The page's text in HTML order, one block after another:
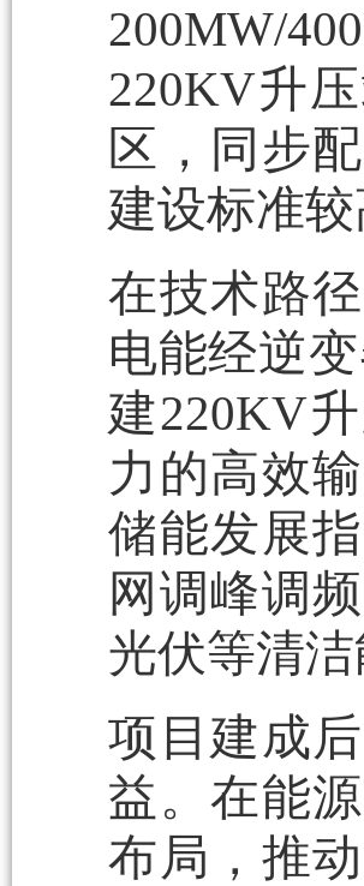
200MW/
220KV升
区，同步
建设标准较
在技术路
电能经逆
建220KV
力的高效
储能发展
网调峰调
光伏等清
项目建成
益。在能
布局，推